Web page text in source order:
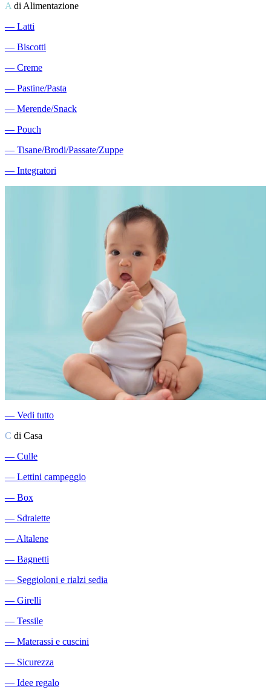
A di Alimentazione
― Latti
― Biscotti
― Creme
― Pastine/Pasta
― Merende/Snack
― Pouch
― Tisane/Brodi/Passate/Zuppe
― Integratori
― Vedi tutto
C di Casa
― Culle
― Lettini campeggio
― Box
― Sdraiette
―Altalene
― Bagnetti
― Seggioloni e rialzi sedia
― Girelli
― Tessile
― Materassi e cuscini
― Sicurezza
― Idee regalo